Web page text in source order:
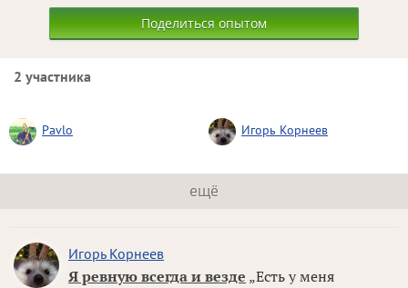
Поделиться опытом
2 участника
Pavlo Игорь Корнеев
ещё
Игорь Корнеев
Я ревную всегда и везде „Есть у меня